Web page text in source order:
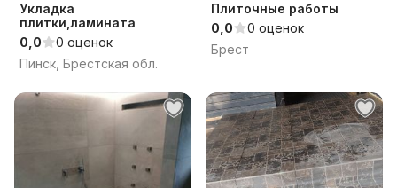
Укладка
плитки,ламината
0,0
0 оценок
Пинск, Брестская обл.
Плиточные работы
0,0
0 оценок
Брест